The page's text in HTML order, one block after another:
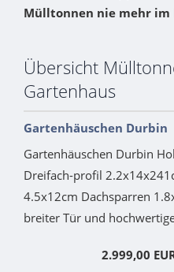
Mülltonnen nie mehr im
Übersicht
Gartenhaus
Gartenhäuschen Durbin
Gartenhäuschen Durbin
Dreifach-profil
4.5x12cm Dachsparren
breiter Tür und
2.999,00